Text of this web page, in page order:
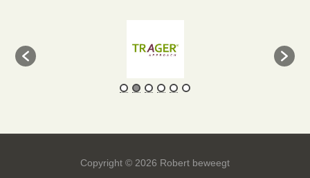
Copyright © 2026 Robert beweegt